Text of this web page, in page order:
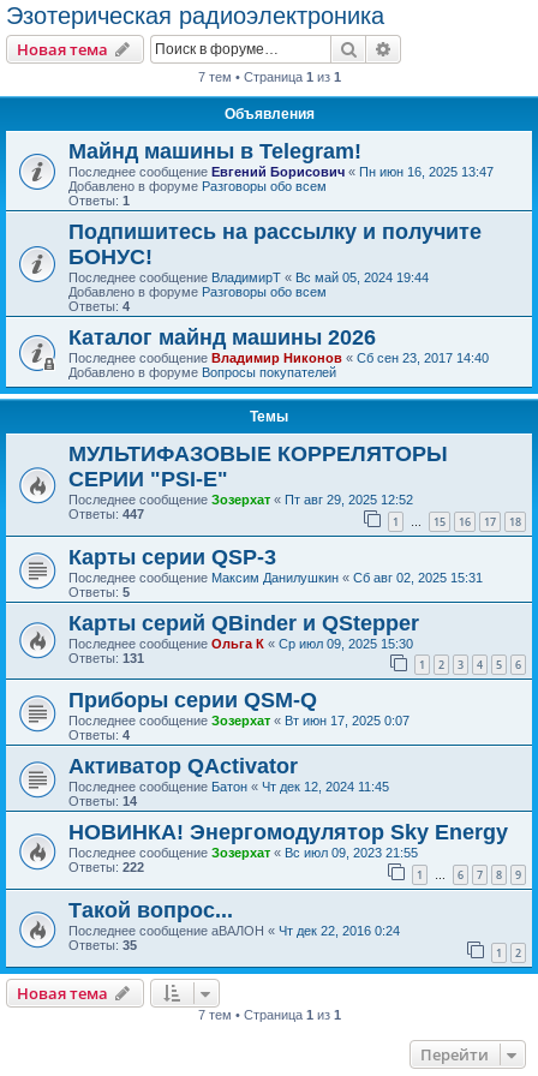
Эзотерическая радиоэлектроника
Новая тема Поиск
7 тем • Страница 1 из 1
Объявления
Майнд машины в Telegram!
Последнее сообщение Евгений Борисович « Пн июн 16, 2025 13:47
Добавлено в форуме Разговоры обо всем
Ответы: 1
Подпишитесь на рассылку и получите
БОНУС!
Последнее сообщение ВладимирТ « Вс май 05, 2024 19:44
Добавлено в форуме Разговоры обо всем
Ответы: 4
Каталог майнд машины 2026
Последнее сообщение Владимир Никонов « Сб сен 23, 2017 14:40
Добавлено в форуме Вопросы покупателей
Темы
МУЛЬТИФАЗОВЫЕ КОРРЕЛЯТОРЫ
СЕРИИ "PSI-E"
Последнее сообщение Зозерхат « Пт авг 29, 2025 12:52
Ответы: 447 1 … 15 16 17 18
Карты серии QSP-3
Последнее сообщение Максим Данилушкин « Сб авг 02, 2025 15:31
Ответы: 5
Карты серий QBinder и QStepper
Последнее сообщение Ольга К « Ср июл 09, 2025 15:30
Ответы: 131 1 2 3 4 5 6
Приборы серии QSM-Q
Последнее сообщение Зозерхат « Вт июн 17, 2025 0:07
Ответы: 4
Активатор QActivator
Последнее сообщение Батон « Чт дек 12, 2024 11:45
Ответы: 14
НОВИНКА! Энергомодулятор Sky Energy
Последнее сообщение Зозерхат « Вс июл 09, 2023 21:55
Ответы: 222 1 … 6 7 8 9
Такой вопрос...
Последнее сообщение аВАЛОН « Чт дек 22, 2016 0:24
Ответы: 35 1 2
Новая тема
7 тем • Страница 1 из 1
Перейти